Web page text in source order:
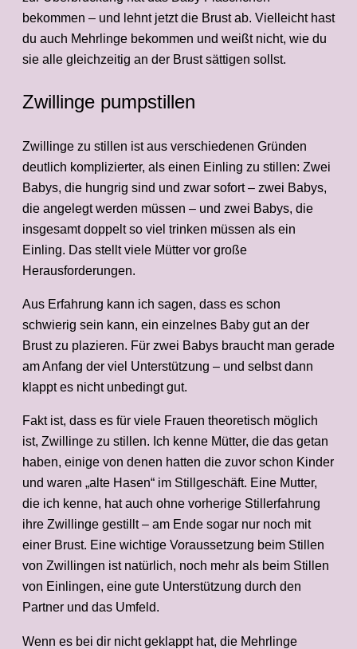
bekommen – und lehnt jetzt die Brust ab. Vielleicht hast
du auch Mehrlinge bekommen und weißt nicht, wie du
sie alle gleichzeitig an der Brust sättigen sollst.
Zwillinge pumpstillen
Zwillinge zu stillen ist aus verschiedenen Gründen
deutlich komplizierter, als einen Einling zu stillen: Zwei
Babys, die hungrig sind und zwar sofort – zwei Babys,
die angelegt werden müssen – und zwei Babys, die
insgesamt doppelt so viel trinken müssen als ein
Einling. Das stellt viele Mütter vor große
Herausforderungen.
Aus Erfahrung kann ich sagen, dass es schon
schwierig sein kann, ein einzelnes Baby gut an der
Brust zu plazieren. Für zwei Babys braucht man gerade
am Anfang der viel Unterstützung – und selbst dann
klappt es nicht unbedingt gut.
Fakt ist, dass es für viele Frauen theoretisch möglich
ist, Zwillinge zu stillen. Ich kenne Mütter, die das getan
haben, einige von denen hatten die zuvor schon Kinder
und waren „alte Hasen“ im Stillgeschäft. Eine Mutter,
die ich kenne, hat auch ohne vorherige Stillerfahrung
ihre Zwillinge gestillt – am Ende sogar nur noch mit
einer Brust. Eine wichtige Voraussetzung beim Stillen
von Zwillingen ist natürlich, noch mehr als beim Stillen
von Einlingen, eine gute Unterstützung durch den
Partner und das Umfeld.
Wenn es bei dir nicht geklappt hat, die Mehrlinge